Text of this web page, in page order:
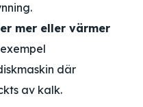
mer eller värmer
där
av kalk.